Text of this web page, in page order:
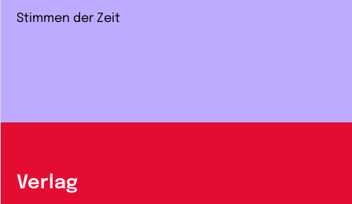
Stimmen der Zeit
Verlag